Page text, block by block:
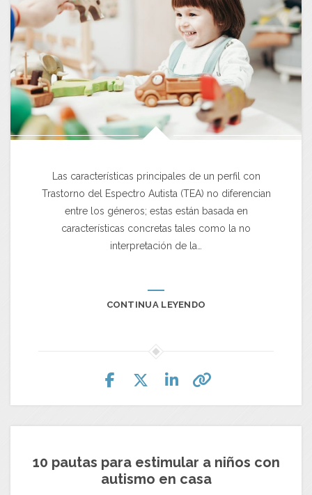
Las características principales de un perfil con
Trastorno del Espectro Autista (TEA) no diferencian
entre los géneros; estas están basada en
características concretas tales como la no
interpretación de la…
CONTINUA LEYENDO
10 pautas para estimular a niños con
autismo en casa